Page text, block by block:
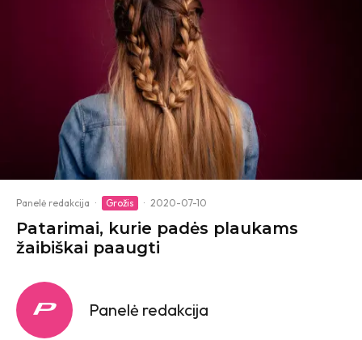
Panelė redakcija · Grožis · 2020-07-10
Patarimai, kurie padės plaukams
žaibiškai paaugti
Panelė redakcija